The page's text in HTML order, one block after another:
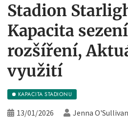
Stadion
Kapacita
rozšíření,
využití
KAPACITA STADIONU
13/01/2026 Jenna O'Sullivan